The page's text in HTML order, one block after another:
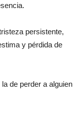
persistente,
y pérdida de
de perder a alguien